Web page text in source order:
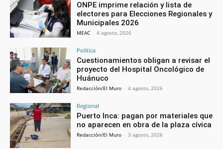
ONPE imprime relación y lista de
electores para Elecciones Regionales y
Municipales 2026
MEAC - 4 agosto, 2026
Política
Cuestionamientos obligan a revisar el
proyecto del Hospital Oncológico de
Huánuco
Redacción/El Muro - 4 agosto, 2026
Regional
Puerto Inca: pagan por materiales que
no aparecen en obra de la plaza cívica
Redacción/El Muro - 3 agosto, 2026